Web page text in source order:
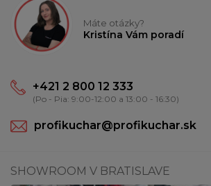
Máte otázky?
Kristína Vám poradí
+421 2 800 12 333
(Po - Pia: 9:00-12:00 a 13:00 - 16:30)
profikuchar@profikuchar.sk
SHOWROOM V BRATISLAVE